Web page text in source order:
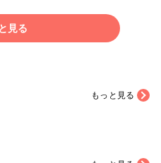
見る
もっと見る